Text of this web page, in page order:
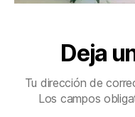
Deja
Tu dirección de
Los campos